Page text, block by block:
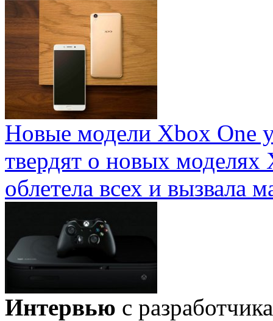
Новые модели Xbox One
твердят о новых
облетела всех и вызвала
Интервью с